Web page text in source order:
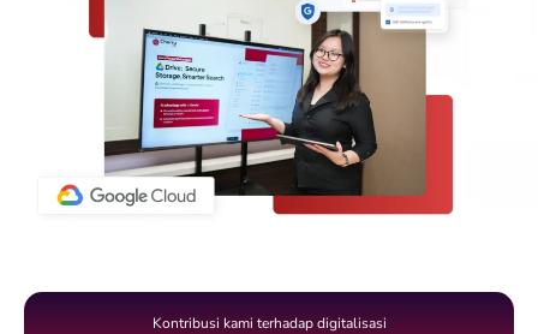
Kontribusi kami terhadap digitalisasi